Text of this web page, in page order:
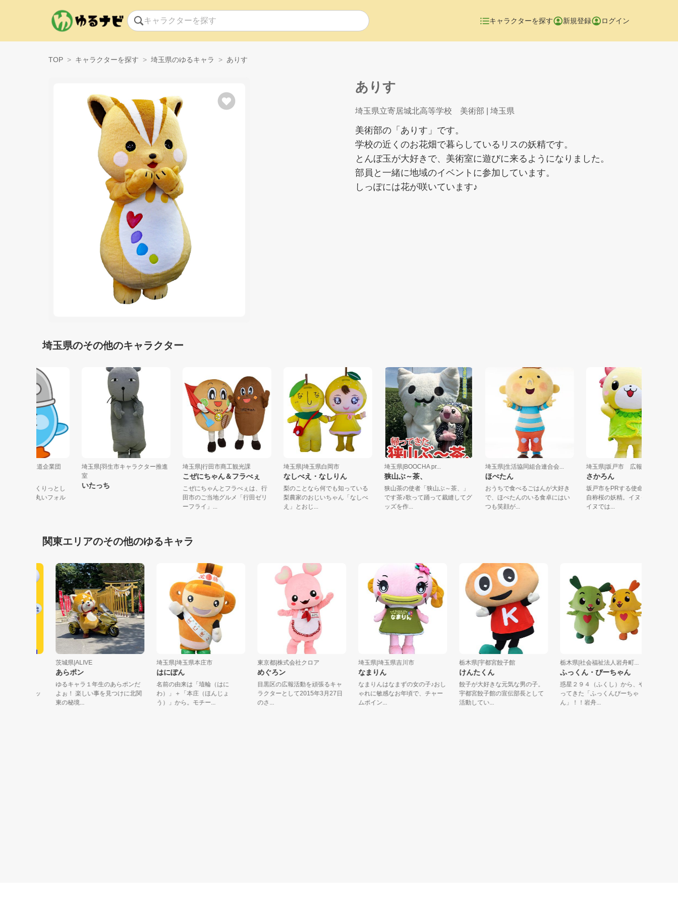
キャラクターを探す 新規登録 ログイン
TOP キャラクターを探す 埼玉県のゆるキャラ ありす
ありす
埼玉県立寄居城北高等学校 美術部 | 埼玉県
美術部の「ありす」です。
学校の近くのお花畑で暮らしているリスの妖精です。
とんぼ玉が大好きで、美術室に遊びに来るようになりました。
部員と一緒に地域のイベントに参加しています。
しっぽには花が咲いています♪
埼玉県のその他のキャラクター
|越谷・松伏水道企業団
ムポイント：くりっとし
ぷるんとした丸いフォル
埼玉県|羽生市キャラクター推進
いたっち
埼玉県|行田市商工観光課
こぜにちゃん＆フラべぇ
こぜにちゃんとフラべぇは、行
田市のご当地グルメ「行田ゼリ
ーフライ」...
埼玉県|埼玉県白岡市
なしべえ・なしりん
梨のことなら何でも知っている
梨農家のおじいちゃん「なしべ
え」とおじ...
埼玉県|BOOCHA pr...
狭山ぶ～茶、
狭山茶の使者「狭山ぶ～茶、」
です茶♪歌って踊って裁縫してグ
ッズを作...
埼玉県|生活協同組合連合会...
ほぺたん
おうちで食べるごはんが大好き
で、ほぺたんのいる食卓にはい
つも笑顔が...
埼玉県|坂戸市 広報広聴課
さかろん
坂戸市をPRする使命を背負っ
自称桜の妖精。イヌっぽいけ
イヌでは...
関東エリアのその他のゆるキャラ
茨城県|ALIVE
あらポン
ゆるキャラ１年生のあらポンだ
よぉ！ 楽しい事を見つけに北関
東の秘境...
埼玉県|埼玉県本庄市
はにぽん
名前の由来は「埴輪（はに
わ）」＋「本庄（ほんじょ
う）」から。モチー...
東京都|株式会社クロア
めぐろン
目黒区の広報活動を頑張るキャ
ラクターとして2015年3月27日
のさ...
埼玉県|埼玉県吉川市
なまりん
なまりんはなまずの女の子♪おし
ゃれに敏感なお年頃で、チャー
ムポイン...
栃木県|宇都宮餃子館
けんたくん
餃子が大好きな元気な男の子。
宇都宮餃子館の宣伝部長として
活動してい...
栃木県|社会福祉法人岩舟町...
ふっくん・ぴーちゃん
惑星２９４（ふくし）から、や
ってきた「ふっくんぴーちゃ
ん」！！岩舟...